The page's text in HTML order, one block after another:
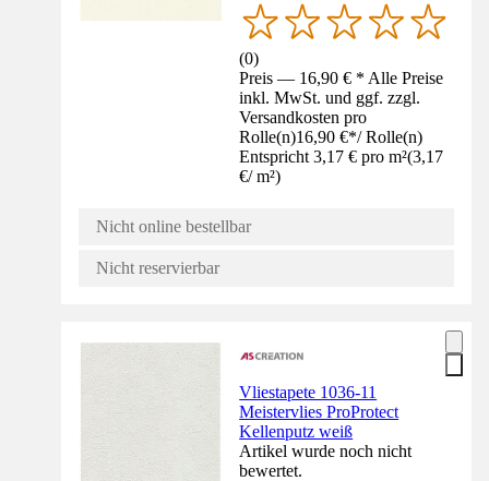
(0)
Preis — 16,90 € * Alle Preise
inkl. MwSt. und ggf. zzgl.
Versandkosten pro
Rolle(n)16,90 €*/ Rolle(n)
Entspricht 3,17 € pro m²(3,17
€/ m²)
Nicht online bestellbar
Nicht reservierbar
Vliestapete 1036-11
Meistervlies ProProtect
Kellenputz weiß
Artikel wurde noch nicht
bewertet.